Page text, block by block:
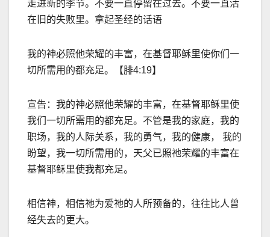
走进新的季节。不要一直停留在过去。不要一直活
在旧的失败里。拿起圣经的话语
我的神必照他荣耀的丰富，在基督耶稣里使你们一
切所需用的都充足。【腓4:19】
宣告：我的神必照他荣耀的丰富，在基督耶稣里使
我们一切所需用的都充足。不管是我的家庭，我的
职场，我的人际关系，我的勇气，我的健康， 我的
盼望，我一切所需用的，天父已照祂荣耀的丰富在
基督耶稣里使我都充足。
相信神，相信祂为爱祂的人所预备的，往往比人曾
经失去的更大。